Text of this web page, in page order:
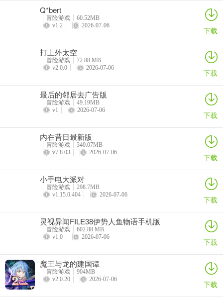
一日一起，调查关于庄园和庄园中的人们身上发生的怪异事件吧！
—— 每日参与活动完成签到，可获得丰厚奖励；
-- 第三十一赛季·精华3正式开放，全新时装更新
元宵【头像】赏龙灯、【头像框】闹元宵等奖励！
Q*bert
冒险游戏
60.52MB
v1.2
2026-07-06 下载
打上外太空
冒险游戏
72.88 MB
v2.0.0
2026-07-06 下载
最后的邻居去广告版
冒险游戏
49.19MB
v1
2026-07-06 下载
内在昔日最新版
冒险游戏
340.07MB
v7.8.03
2026-07-06 下载
小手电大派对
冒险游戏
298.7MB
v1.15.0.404
2026-07-06 下载
灵视异闻FILE38伊势人鱼物语手机版
冒险游戏
602.88 MB
v1.0
2026-07-06 下载
魔王与龙的建国谭
冒险游戏
904MB
v2.0.20
2026-07-06 下载